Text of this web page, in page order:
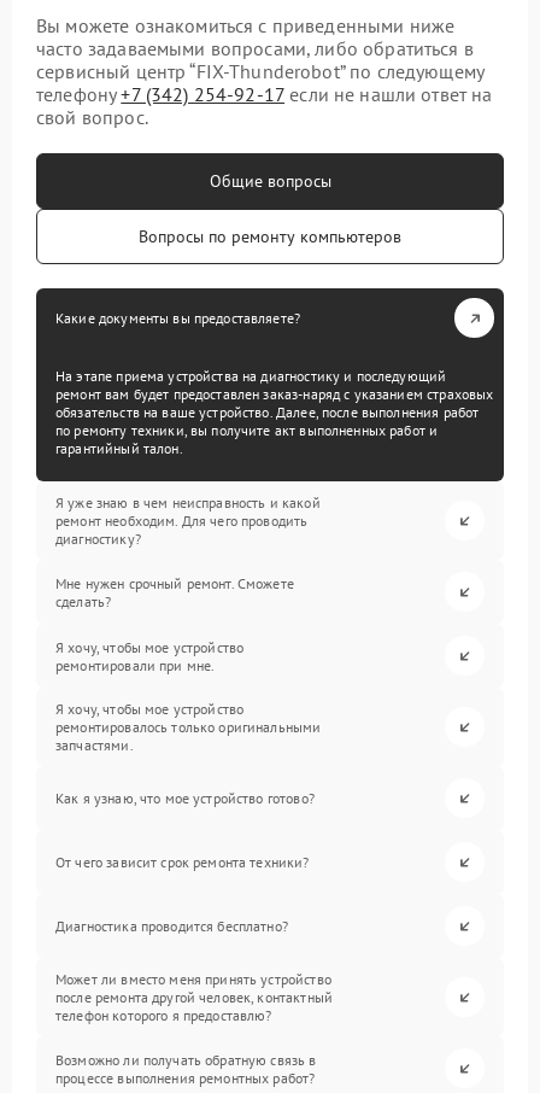
Вы можете ознакомиться с приведенными ниже
часто задаваемыми вопросами, либо обратиться в
сервисный центр “FIX-Thunderobot” по следующему
телефону+7 (342) 254-92-17 если не нашли ответ на
свой вопрос.
Общие вопросы
Вопросы по ремонту компьютеров
Какие документы вы предоставляете?
На этапе приема устройства на диагностику и последующий
ремонт вам будет предоставлен заказ-наряд с указанием страховых
обязательств на ваше устройство. Далее, после выполнения работ
по ремонту техники, вы получите акт выполненных работ и
гарантийный талон.
Я уже знаю в чем неисправность и какой
ремонт необходим. Для чего проводить
диагностику?
Мне нужен срочный ремонт. Сможете
сделать?
Я хочу, чтобы мое устройство
ремонтировали при мне.
Я хочу, чтобы мое устройство
ремонтировалось только оригинальными
запчастями.
Как я узнаю, что мое устройство готово?
От чего зависит срок ремонта техники?
Диагностика проводится бесплатно?
Может ли вместо меня принять устройство
после ремонта другой человек, контактный
телефон которого я предоставлю?
Возможно ли получать обратную связь в
процессе выполнения ремонтных работ?